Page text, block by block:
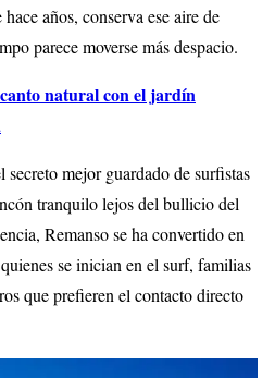
años, conserva ese aire de
parece moverse más despacio.
natural con el jardín
mejor guardado de surfistas
tranquilo lejos del bullicio del
Remanso se ha convertido en
se inician en el surf, familias
que prefieren el contacto directo